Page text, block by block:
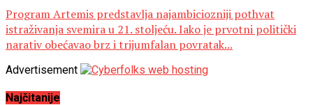
Program Artemis predstavlja najambiciozniji pothvat
istraživanja svemira u 21. stoljeću. Iako je prvotni politički
narativ obećavao brz i trijumfalan povratak...
Advertisement
Najčitanije